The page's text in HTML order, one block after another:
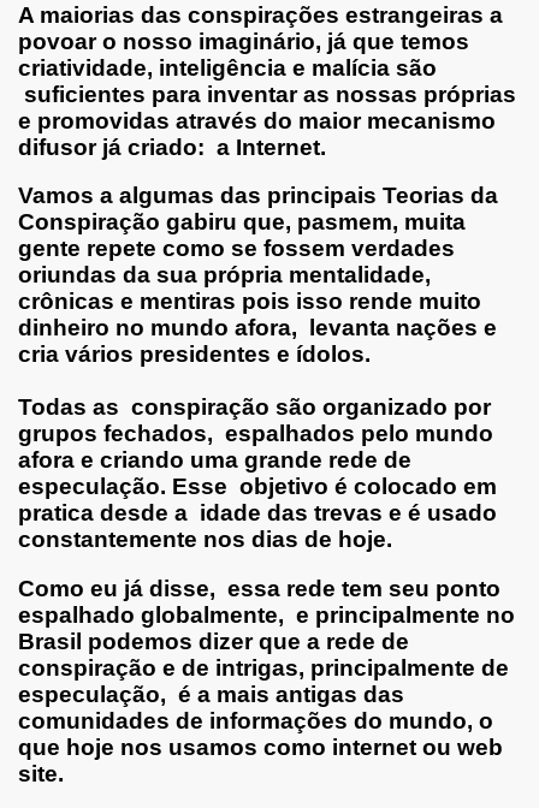
A maiorias das conspirações estrangeiras a
povoar o nosso imaginário, já que temos
criatividade, inteligência e malícia são
suficientes para inventar as nossas próprias
e promovidas através do maior mecanismo
difusor já criado: a Internet.
Vamos a algumas das principais Teorias da
Conspiração gabiru que, pasmem, muita
gente repete como se fossem verdades
oriundas da sua própria mentalidade,
crônicas e mentiras pois isso rende muito
dinheiro no mundo afora, levanta nações e
cria vários presidentes e ídolos.
Todas as conspiração são organizado por
grupos fechados, espalhados pelo mundo
afora e criando uma grande rede de
especulação. Esse objetivo é colocado em
pratica desde a idade das trevas e é usado
constantemente nos dias de hoje.
Como eu já disse, essa rede tem seu ponto
espalhado globalmente, e principalmente no
Brasil podemos dizer que a rede de
conspiração e de intrigas, principalmente de
especulação, é a mais antigas das
comunidades de informações do mundo, o
que hoje nos usamos como internet ou web
site.